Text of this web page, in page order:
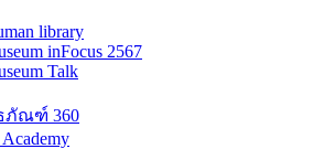
library
inFocus 2567
Talk
ภัณฑ์ 360